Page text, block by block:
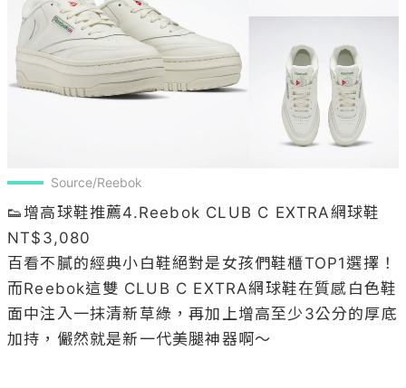
Source/Reebok
👟增高球鞋推薦4.Reebok CLUB C EXTRA網球鞋
NT$3,080
百看不膩的經典小白鞋絕對是女孩們鞋櫃TOP1選擇！
而Reebok這雙 CLUB C EXTRA網球鞋在質感白色鞋
面中注入一抹清新草綠，再加上增高至少3公分的厚底